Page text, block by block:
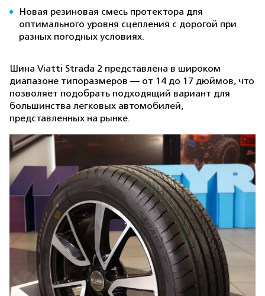
Новая резиновая смесь протектора для
оптимального уровня сцепления с дорогой при
разных погодных условиях.
Шина Viatti Strada 2 представлена в широком
диапазоне типоразмеров — от 14 до 17 дюймов, что
позволяет подобрать подходящий вариант для
большинства легковых автомобилей,
представленных на рынке.